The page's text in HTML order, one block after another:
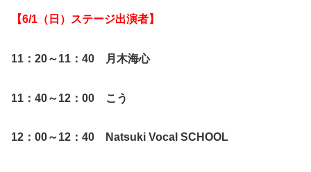
【6/1（日）ステージ出演者】
11：20～11：40 月木海心
11：40～12：00 こう
12：00～12：40 Natsuki Vocal SCHOOL